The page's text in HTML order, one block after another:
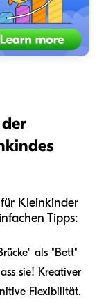
Kleinkinder
Tipps:
als "Bett"
sie! Kreativer
Flexibilität.